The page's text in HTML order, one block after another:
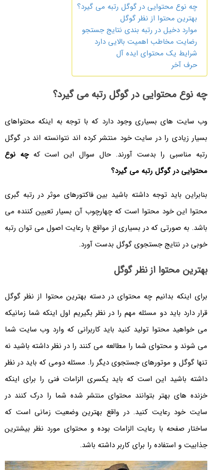
چه نوع محتوایی در گوگل رتبه می گیرد؟
بهترین محتوا از نظر گوگل
موارد دخیل در رتبه بندی نتایج جستجو
رضایت مخاطب اهمیت بالایی دارد
شرایط یک محتوای ایده آل
حرف آخر
چه نوع محتوایی در گوگل رتبه می گیرد؟
وب سایت های بسیاری وجود دارد که با توجه به اینکه محتواهای
بسیار زیادی را در سایت خود منتشر کرده اند نتوانسته اند در گوگل
رتبه مناسبی را بدست آورند. حال سوال این است که چه نوع
محتوایی در گوگل رتبه می گیرد؟
بنابراین باید توجه داشته باشید بین فاکتورهای موثر در رتبه گبری
محتوا این خود محتوا است که چهارچوب آن بسیار تعیین کننده می
باشد. به صورتی که در بسیاری از مواقع با رعایت اصول می توان رتبه
خوبی در نتایج جستجوی گوگل بدست آورد.
بهترین محتوا از نظر گوگل
برای اینکه بدانیم چه محتوای در دسته بهترین محتوا از نظر گوگل
قرار دارد باید دو مسئله مهم را در نظر بگیریم اول اینکه شما زمانیکه
می خواهید محتوا تولید کنید باید کاربرانی که وارد وب سایت شما
می شوند و محتوای شما را مطالعه می کنند را در نظر داشته باشید نه
تنها گوگل و موتورهای جستجوی دیگر را. مسئله دومی که باید در نظر
داشته باشید این است که باید یکسری الزامات فنی را برای اینکه
خزنده های بهتر بتوانند محتوای منتشر شده شما را درک کنند در
سایت خود رعایت کنید. در واقع بهترین وضعیت زمانی است که
ساختار صفحه با رعایت الزامات بوده و محتوای مورد نظر بیشترین
جذابیت و استفاده را برای کاربر داشته باشد.